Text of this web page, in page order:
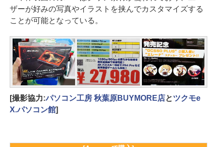
ザーが好みの写真やイラストを挟んでカスタマイズする
ことが可能となっている。
[撮影協力:パソコン工房 秋葉原BUYMORE店とツクモe
X.パソコン館]